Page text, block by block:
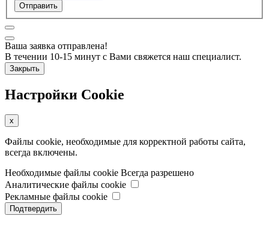
Отправить
Ваша заявка отправлена!
В течении 10-15 минут с Вами свяжется наш специалист.
Закрыть
Настройки Cookie
x
Файлы cookie, необходимые для корректной работы сайта,
всегда включены.
Необходимые файлы cookie Всегда разрешено
Аналитические файлы cookie
Рекламные файлы cookie
Подтвердить